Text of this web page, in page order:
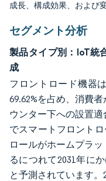
成長、構成効果、および
セグメント分析
製品タイプ別：IoT統
成
フロントロード機器
69.62%を占め、消費
ウンター下への設置
でスマートフロント
ロールがホームプラ
るにつれて2031年に
と予測されています